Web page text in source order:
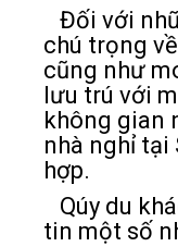
Đối với
chú trọng
cũng như
lưu trú với
không gian
nhà nghỉ tại
hợp.
Qúy du
tin một số